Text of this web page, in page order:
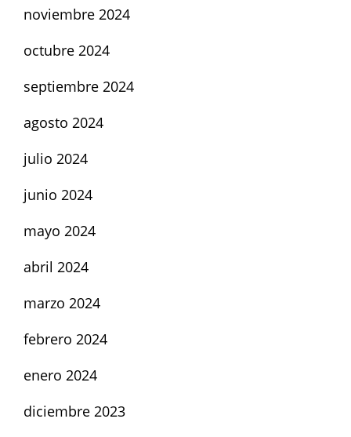
noviembre 2024
octubre 2024
septiembre 2024
agosto 2024
julio 2024
junio 2024
mayo 2024
abril 2024
marzo 2024
febrero 2024
enero 2024
diciembre 2023